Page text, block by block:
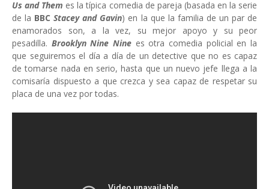
Us and Them es la típica comedia de pareja (basada en la serie
de la BBCStacey and Gavin) en la que la familia de un par de
enamorados son, a la vez, su mejor apoyo y su peor
pesadilla. Brooklyn Nine Nine es otra comedia policial en la
que seguiremos el día a día de un detective que no es capaz
de tomarse nada en serio, hasta que un nuevo jefe llega a la
comisaría dispuesto a que crezca y sea capaz de respetar su
placa de una vez por todas.